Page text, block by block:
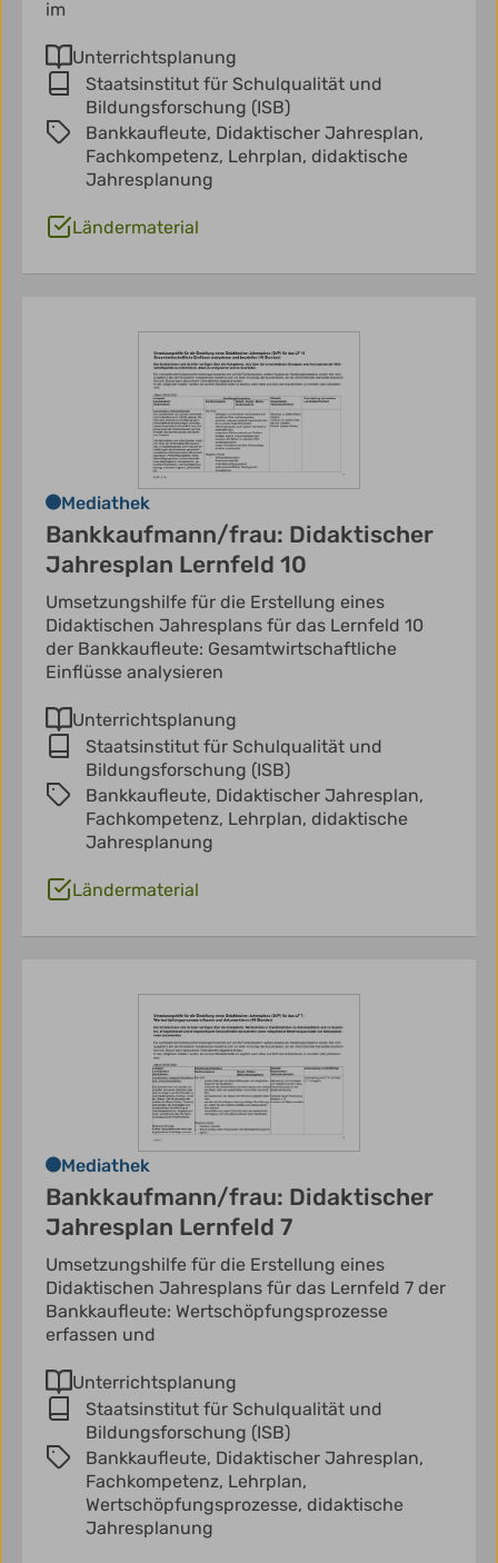
im
Unterrichtsplanung
Staatsinstitut für Schulqualität und
Bildungsforschung (ISB)
Bankkaufleute, Didaktischer Jahresplan,
Fachkompetenz, Lehrplan, didaktische
Jahresplanung
Ländermaterial
Mediathek
Bankkaufmann/frau: Didaktischer
Jahresplan Lernfeld 10
Umsetzungshilfe für die Erstellung eines
Didaktischen Jahresplans für das Lernfeld 10
der Bankkaufleute: Gesamtwirtschaftliche
Einflüsse analysieren
Unterrichtsplanung
Staatsinstitut für Schulqualität und
Bildungsforschung (ISB)
Bankkaufleute, Didaktischer Jahresplan,
Fachkompetenz, Lehrplan, didaktische
Jahresplanung
Ländermaterial
Mediathek
Bankkaufmann/frau: Didaktischer
Jahresplan Lernfeld 7
Umsetzungshilfe für die Erstellung eines
Didaktischen Jahresplans für das Lernfeld 7 der
Bankkaufleute: Wertschöpfungsprozesse
erfassen und
Unterrichtsplanung
Staatsinstitut für Schulqualität und
Bildungsforschung (ISB)
Bankkaufleute, Didaktischer Jahresplan,
Fachkompetenz, Lehrplan,
Wertschöpfungsprozesse, didaktische
Jahresplanung